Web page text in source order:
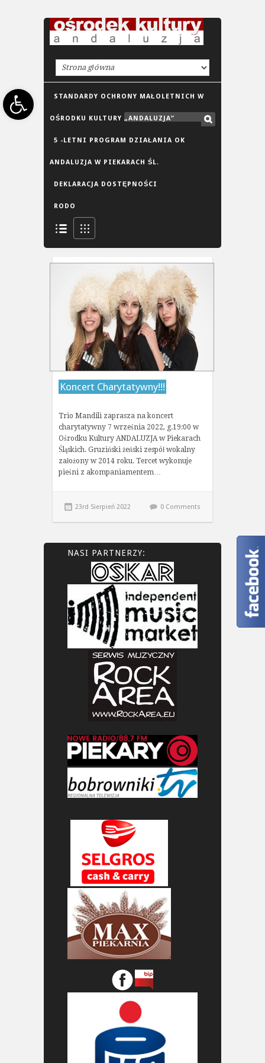
Open toolbarSTANDARDY OCHRONY MAŁOLETNICH W
OŚRODKU KULTURY „ANDALUZJA”
5 -LETNI PROGRAM DZIAŁANIA OK
ANDALUZJA W PIEKARACH ŚL.
DEKLARACJA DOSTĘPNOŚCI
RODO
Koncert Charytatywny!!!
Trio Mandili zaprasza na koncert
charytatywny 7 września 2022, g.19:00 w
Ośrodku Kultury ANDALUZJA w Piekarach
Śląskich. Gruziński żeński zespół wokalny
założony w 2014 roku. Tercet wykonuje
pieśni z akompaniamentem…
23rd Sierpień 2022 0 Comments
NASI PARTNERZY: